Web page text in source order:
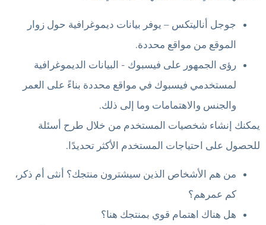
جوجل أناليتكس – يوفر بيانات ديموغرافية حول زوار
الموقع من مواقع محددة.
رؤى الجمهور على فيسبوك - البيانات الديموغرافية
لمستخدمي فيسبوك في مواقع محددة بناءً على العمر
والجنس والاهتمامات وما إلى ذلك.
يمكنك إنشاء شخصيات المستخدم من خلال طرح أسئلة
للحصول على احتياجات المستخدم الأكثر تحديدًا.
من هم الأشخاص الذين سيشترون منتجك؟ أنثى أم ذكر،
كم عمرهم؟
هل هناك اهتمام قوي بمنتجك هنا؟